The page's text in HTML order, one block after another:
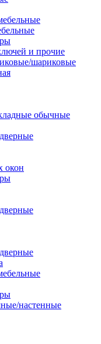
и прочие
шариковые
обычные
окон
настенные